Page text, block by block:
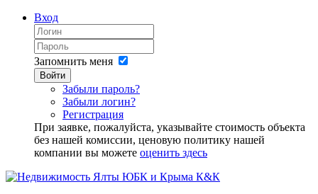
Вход
Запомнить меня
Войти
Забыли пароль?
Забыли логин?
Регистрация
При заявке, пожалуйста, указывайте стоимость объекта
без нашей комиссии, ценовую политику нашей
компании вы можете оценить здесь